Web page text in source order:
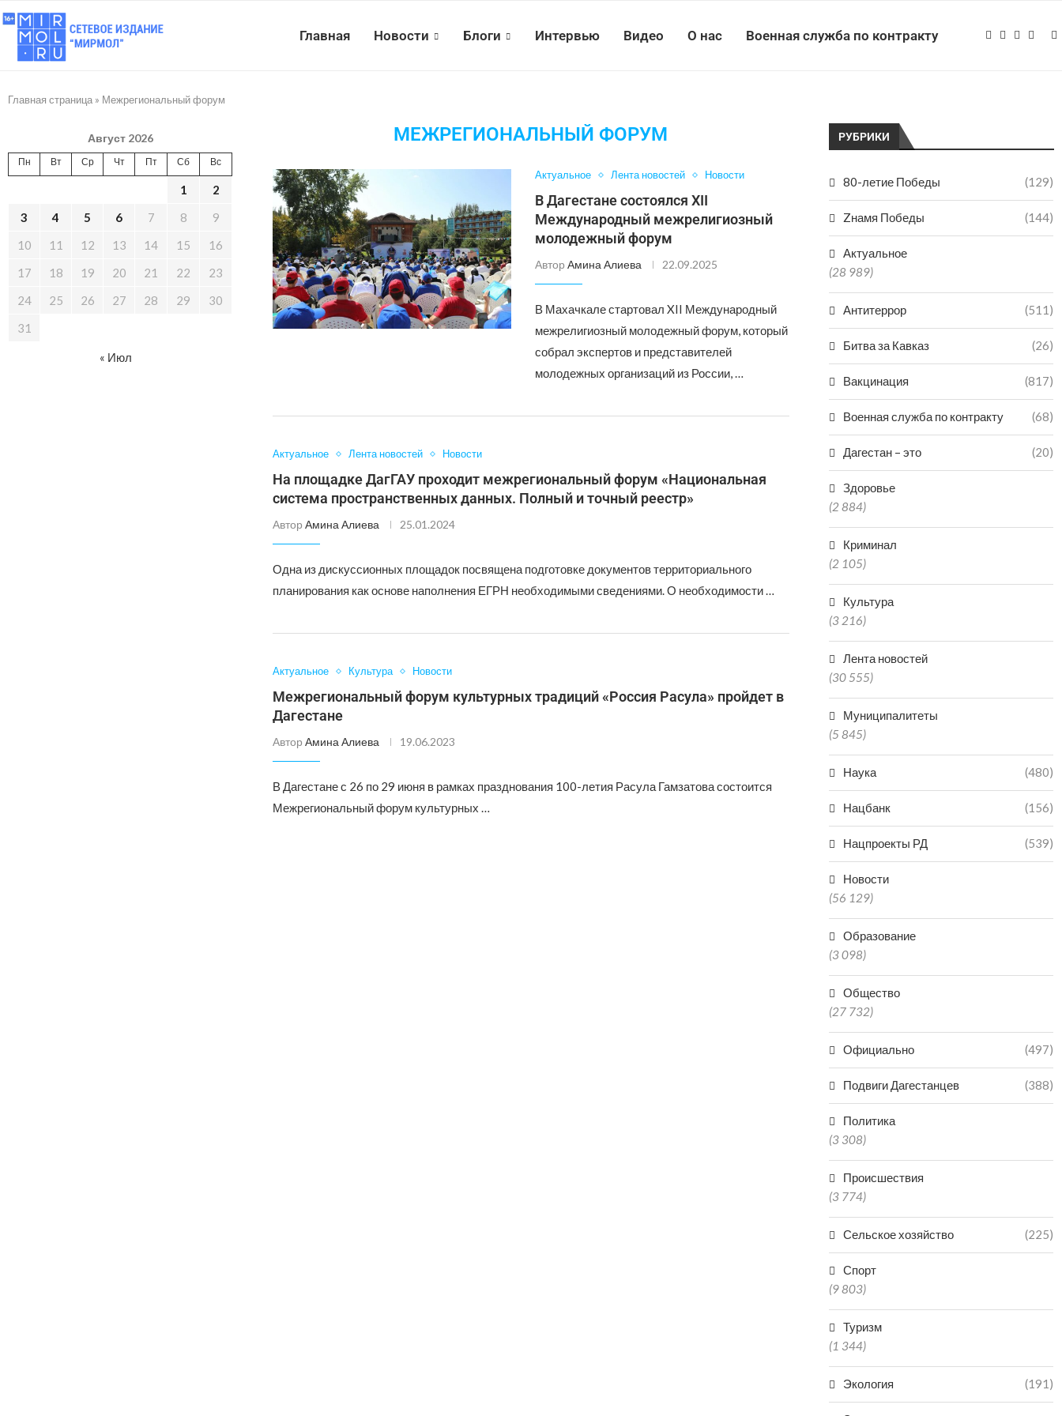
Главная Новости Блоги Интервью Видео О нас Военная служба по контракту
Главная страница » Межрегиональный форум
МЕЖРЕГИОНАЛЬНЫЙ ФОРУМ
Актуальное Лента новостей Новости
В Дагестане состоялся XII
Международный межрелигиозный
молодежный форум
АвторАмина Алиева 22.09.2025
В Махачкале стартовал XII Международный
межрелигиозный молодежный форум, который
собрал экспертов и представителей
молодежных организаций из России, …
Актуальное Лента новостей Новости
На площадке ДагГАУ проходит межрегиональный форум «Национальная
система пространственных данных. Полный и точный реестр»
Автор Амина Алиева 25.01.2024
Одна из дискуссионных площадок посвящена подготовке документов территориального
планирования как основе наполнения ЕГРН необходимыми сведениями. О необходимости …
Актуальное Культура Новости
Межрегиональный форум культурных традиций «Россия Расула» пройдет в
Дагестане
Автор Амина Алиева 19.06.2023
В Дагестане с 26 по 29 июня в рамках празднования 100-летия Расула Гамзатова состоится
Межрегиональный форум культурных …
РУБРИКИ
80-летие Победы (129)
Zнамя Победы (144)
Актуальное
(28 989)
Антитеррор (511)
Битва за Кавказ (26)
Вакцинация (817)
Военная служба по контракту (68)
Дагестан – это (20)
Здоровье
(2 884)
Криминал
(2 105)
Культура
(3 216)
Лента новостей
(30 555)
Муниципалитеты
(5 845)
Наука (480)
Нацбанк (156)
Нацпроекты РД (539)
Новости
(56 129)
Образование
(3 098)
Общество
(27 732)
Официально (497)
Подвиги Дагестанцев (388)
Политика
(3 308)
Происшествия
(3 774)
Сельское хозяйство (225)
Спорт
(9 803)
Туризм
(1 344)
Экология (191)
Август 2026
Пн Вт Ср Чт Пт Сб Вс
1
2
3
4 5 6 7 8
9
10
11 12 13 14 15
16
17
18 19 20 21 22
23
24
25 26 27 28 29
30
31
« Июл